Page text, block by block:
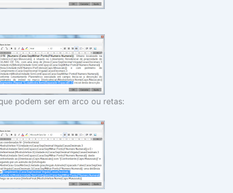
podem ser em arco ou retas: